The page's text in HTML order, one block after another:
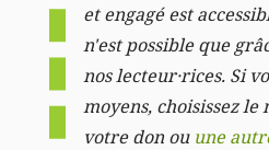
et engagé est
n'est possible que
nos lecteur·rices. Si
moyens, choisissez le
votre don ou une